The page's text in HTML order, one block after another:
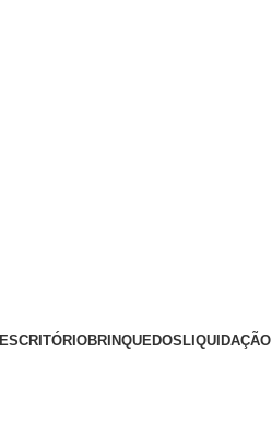
ESCRITÓRIOBRINQUEDOS LIQUIDAÇÃO